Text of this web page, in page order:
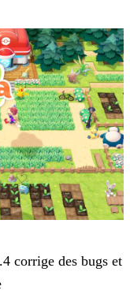
corrige des bugs et